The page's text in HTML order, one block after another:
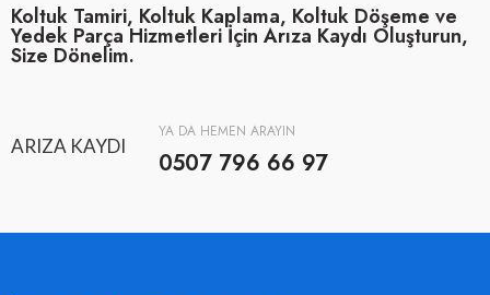
Koltuk Tamiri, Koltuk Kaplama, Koltuk Döşeme ve
Yedek Parça Hizmetleri İçin Arıza Kaydı Oluşturun,
Size Dönelim.
ARIZA KAYDI
YA DA HEMEN ARAYIN
0507 796 66 97